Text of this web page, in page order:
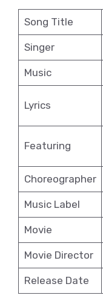
Song Title
Singer
Music
Lyrics
Featuring
Choreographer
Music Label
Movie
Movie Director
Release Date